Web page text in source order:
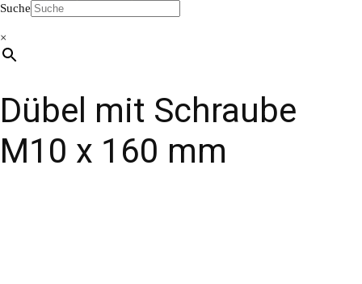
Suche
×
Dübel mit Schraube
M10 x 160 mm